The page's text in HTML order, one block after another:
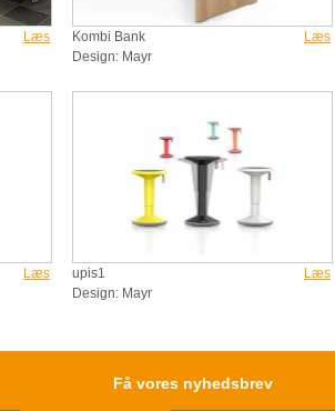
Læs
Kombi Bank
Design: Mayr
Læs
Læs
upis1
Design: Mayr
Læs
Få vores nyhedsbrev